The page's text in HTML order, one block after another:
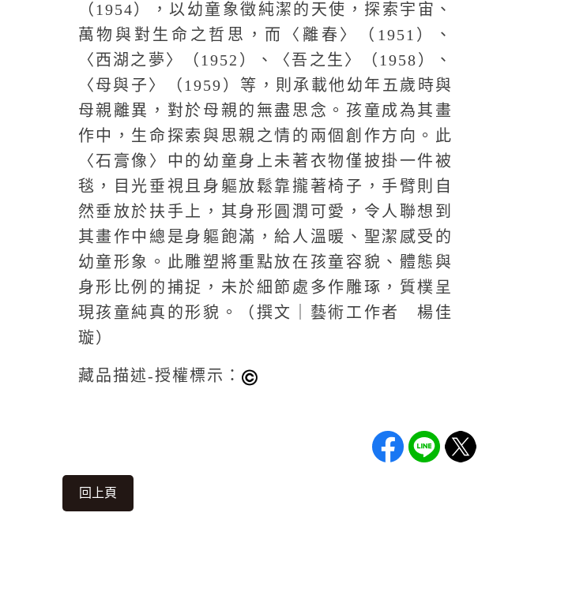
（1954），以幼童象徵純潔的天使，探索宇宙、
萬物與對生命之哲思，而〈離春〉（1951）、
〈西湖之夢〉（1952）、〈吾之生〉（1958）、
〈母與子〉（1959）等，則承載他幼年五歲時與
母親離異，對於母親的無盡思念。孩童成為其畫
作中，生命探索與思親之情的兩個創作方向。此
〈石膏像〉中的幼童身上未著衣物僅披掛一件被
毯，目光垂視且身軀放鬆靠攏著椅子，手臂則自
然垂放於扶手上，其身形圓潤可愛，令人聯想到
其畫作中總是身軀飽滿，給人溫暖、聖潔感受的
幼童形象。此雕塑將重點放在孩童容貌、體態與
身形比例的捕捉，未於細節處多作雕琢，質樸呈
現孩童純真的形貌。（撰文｜藝術工作者 楊佳
璇）
藏品描述-授權標示：
回上頁